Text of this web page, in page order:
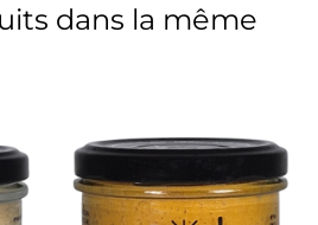
dans la même